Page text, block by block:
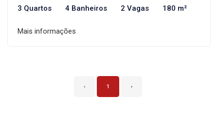
3 Quartos 4 Banheiros 2 Vagas 180 m²
Mais informações
‹ 1 ›